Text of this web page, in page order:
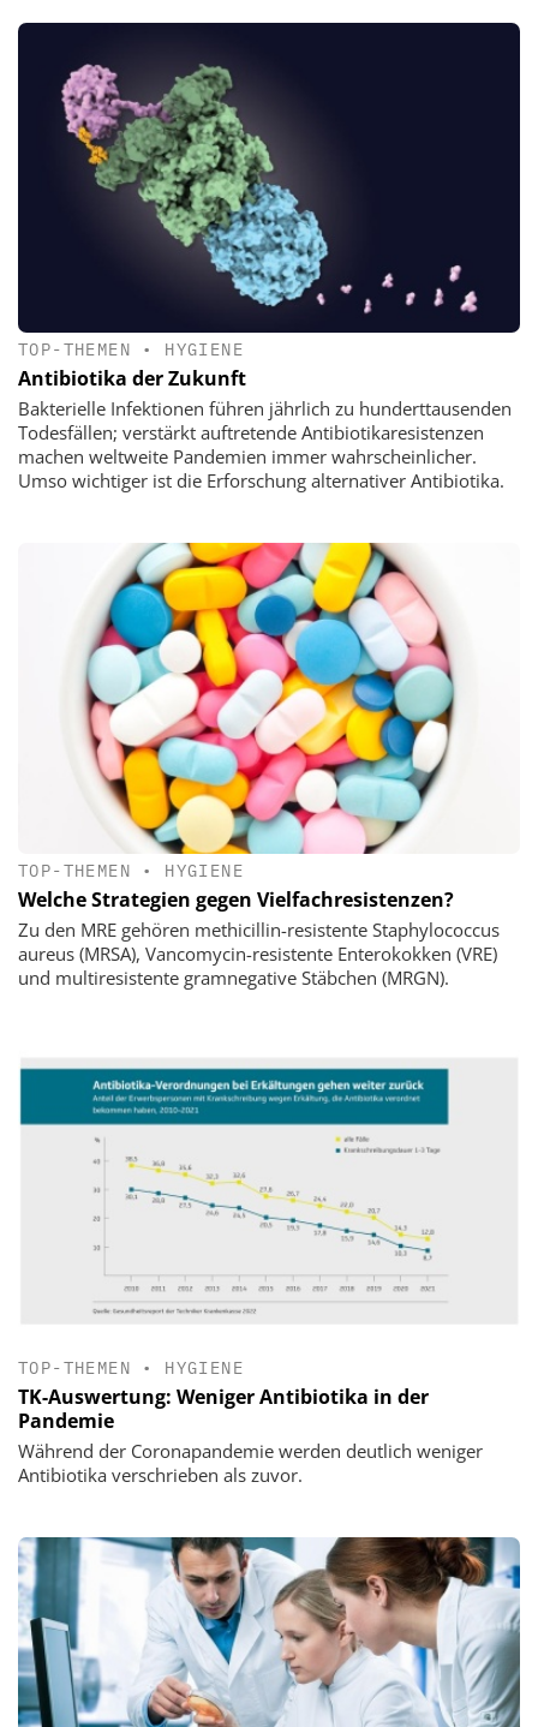
TOP-THEMEN • HYGIENE
Antibiotika der Zukunft
Bakterielle Infektionen führen jährlich zu hunderttausenden
Todesfällen; verstärkt auftretende Antibiotikaresistenzen
machen weltweite Pandemien immer wahrscheinlicher.
Umso wichtiger ist die Erforschung alternativer Antibiotika.
TOP-THEMEN • HYGIENE
Welche Strategien gegen Vielfachresistenzen?
Zu den MRE gehören methicillin-resistente Staphylococcus
aureus (MRSA), Vancomycin-resistente Enterokokken (VRE)
und multiresistente gramnegative Stäbchen (MRGN).
TOP-THEMEN • HYGIENE
TK-Auswertung: Weniger Antibiotika in der
Pandemie
Während der Coronapandemie werden deutlich weniger
Antibiotika verschrieben als zuvor.